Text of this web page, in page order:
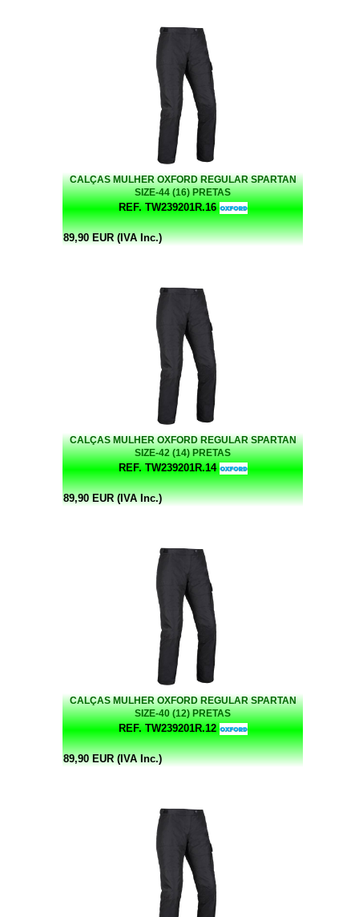
CALÇAS MULHER OXFORD REGULAR SPARTAN
SIZE-44 (16) PRETAS
REF. TW239201R.16
89,90 EUR (IVA Inc.)
CALÇAS MULHER OXFORD REGULAR SPARTAN
SIZE-42 (14) PRETAS
REF. TW239201R.14
89,90 EUR (IVA Inc.)
CALÇAS MULHER OXFORD REGULAR SPARTAN
SIZE-40 (12) PRETAS
REF. TW239201R.12
89,90 EUR (IVA Inc.)